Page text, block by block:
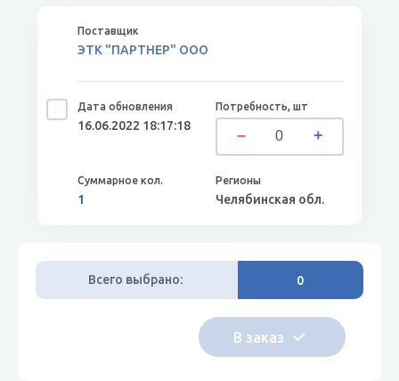
ЭТК "ПАРТНЕР" ООО
16.06.2022 18:17:18
1 Челябинская обл.
Всего выбрано: 0